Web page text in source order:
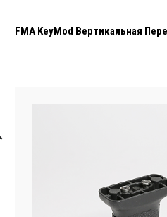
FMA KeyMod Вертикальная